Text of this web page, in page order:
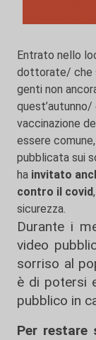
Entrato nello
dottorate/ che
genti non
vaccinazione
essere
pubblicata sui
ha invitato
contro il covid
sicurezza.
Durante i
video
sorriso al
è di potersi
pubblico in
Per restare